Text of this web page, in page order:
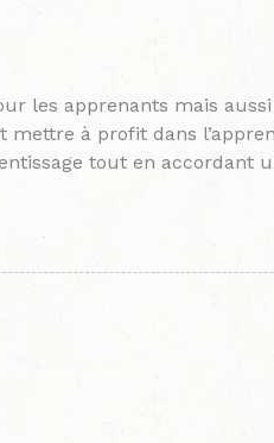
les apprenants mais
à profit dans
tout en accordant